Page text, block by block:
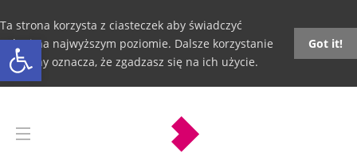
Otwórz pasek narzędzi
Ta strona korzysta z ciasteczek aby świadczyć
usługi na najwyższym poziomie. Dalsze korzystanie
ze strony oznacza, że zgadzasz się na ich użycie.
Got it!